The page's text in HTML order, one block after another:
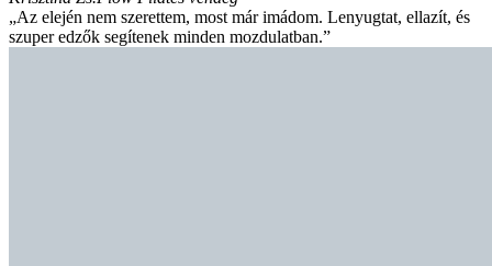
„Az elején nem szerettem, most már imádom. Lenyugtat, ellazít, és
szuper edzők segítenek minden mozdulatban.”